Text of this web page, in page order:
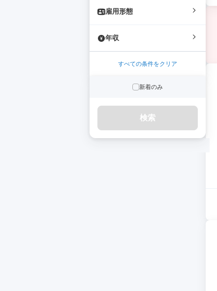
雇用形態
年収
すべての条件をクリア
新着のみ
検索